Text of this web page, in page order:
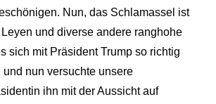
Nun, das Schlamassel ist
und diverse andere ranghohe
sich mit Präsident Trump so richtig
nun versuchte unsere
ihn mit der Aussicht auf